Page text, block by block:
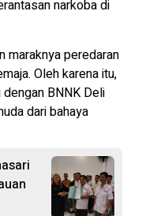
narkoba di
maraknya peredaran
Oleh karena itu,
BNNK Deli
dari bahaya